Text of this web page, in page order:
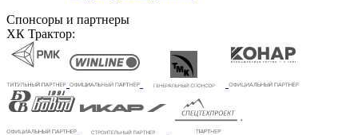
Спонсоры и партнеры
ХК Трактор: